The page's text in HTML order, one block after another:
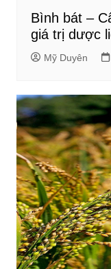
Bình bát –
giá trị dược
Mỹ Duyên